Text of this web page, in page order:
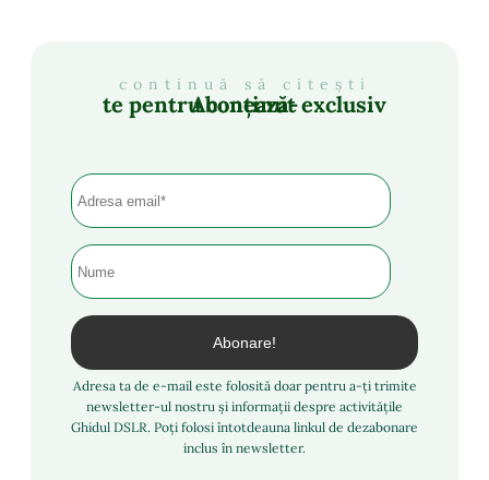
continuă să citești
Abonează-te pentru conținut exclusiv
Adresa ta de e-mail este folosită doar pentru a-ți trimite
newsletter-ul nostru și informații despre activitățile
Ghidul DSLR. Poți folosi întotdeauna linkul de dezabonare
inclus în newsletter.